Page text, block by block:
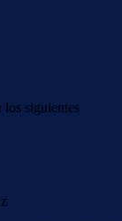
los siguientes